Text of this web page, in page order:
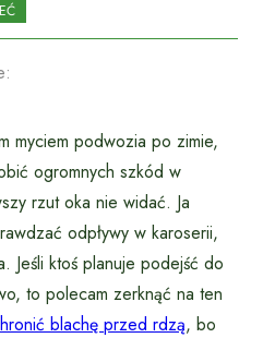
myciem podwozia po zimie,
ogromnych szkód w
rzut oka nie widać. Ja
odpływy w karoserii,
Jeśli ktoś planuje podejść do
to polecam zerknąć na ten
blachę przed rdzą, bo